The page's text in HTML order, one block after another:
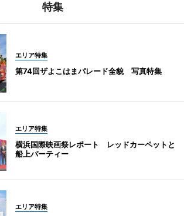
特集
エリア特集
第74回ザよこはまパレード全貌 写真特集
エリア特集
横浜国際映画祭レポート レッドカーペットと
船上パーティー
エリア特集